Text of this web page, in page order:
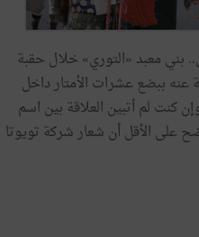
.. بني معبد «التوري» خلال حقبة
عنه ببضع عشرات الأمتارداخل
كنت لمأتبين العلاقة بين اسم
على الأقلأن شعارشركة تويوتا